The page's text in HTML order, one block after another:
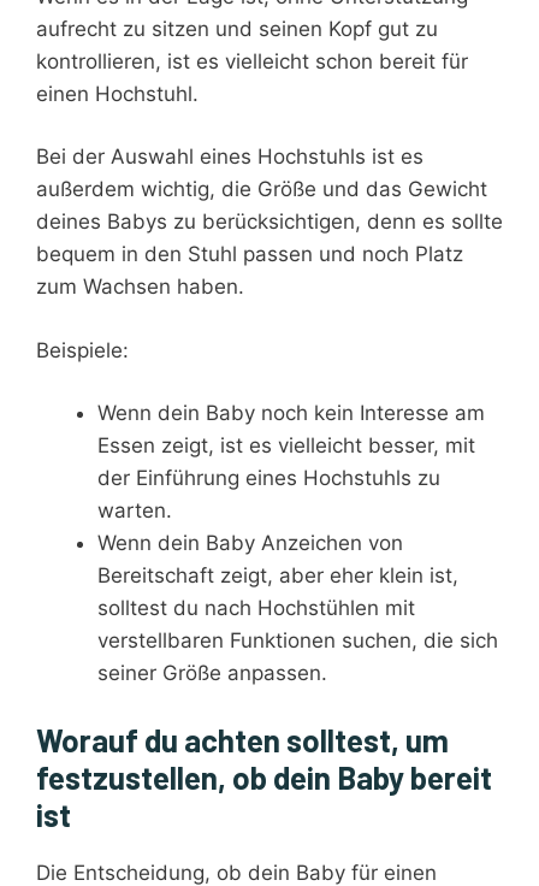
aufrecht zu sitzen und seinen Kopf gut zu
kontrollieren, ist es vielleicht schon bereit für
einen Hochstuhl.
Bei der Auswahl eines Hochstuhls ist es
außerdem wichtig, die Größe und das Gewicht
deines Babys zu berücksichtigen, denn es sollte
bequem in den Stuhl passen und noch Platz
zum Wachsen haben.
Beispiele:
Wenn dein Baby noch kein Interesse am
Essen zeigt, ist es vielleicht besser, mit
der Einführung eines Hochstuhls zu
warten.
Wenn dein Baby Anzeichen von
Bereitschaft zeigt, aber eher klein ist,
solltest du nach Hochstühlen mit
verstellbaren Funktionen suchen, die sich
seiner Größe anpassen.
Worauf du achten solltest, um
festzustellen, ob dein Baby bereit
ist
Die Entscheidung, ob dein Baby für einen